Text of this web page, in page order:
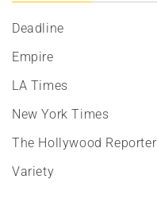
Deadline
Empire
LA Times
New York Times
The Hollywood Reporter
Variety